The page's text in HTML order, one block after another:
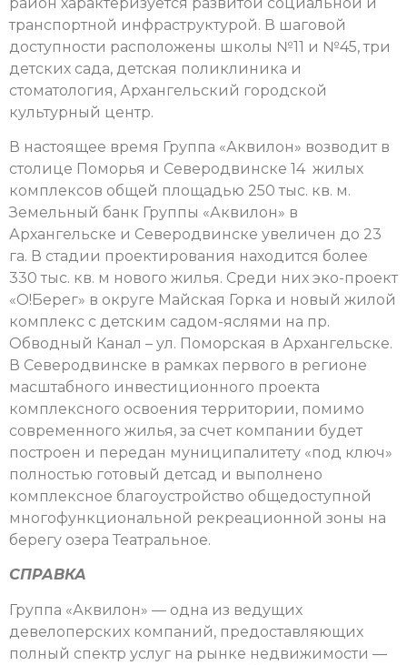
транспортной инфраструктурой. В шаговой
доступности расположены школы №11 и №45, три
детских сада, детская поликлиника и
стоматология, Архангельский городской
культурный центр.
В настоящее время Группа «Аквилон» возводит в
столице Поморья и Северодвинске 14 жилых
комплексов общей площадью 250 тыс. кв. м.
Земельный банк Группы «Аквилон» в
Архангельске и Северодвинске увеличен до 23
га. В стадии проектирования находится более
330 тыс. кв. м нового жилья. Среди них эко-проект
«О!Берег» в округе Майская Горка и новый жилой
комплекс с детским садом-яслями на пр.
Обводный Канал – ул. Поморская в Архангельске.
В Северодвинске в рамках первого в регионе
масштабного инвестиционного проекта
комплексного освоения территории, помимо
современного жилья, за счет компании будет
построен и передан муниципалитету «под ключ»
полностью готовый детсад и выполнено
комплексное благоустройство общедоступной
многофункциональной рекреационной зоны на
берегу озера Театральное.
СПРАВКА
Группа «Аквилон» — одна из ведущих
девелоперских компаний, предоставляющих
полный спектр услуг на рынке недвижимости —